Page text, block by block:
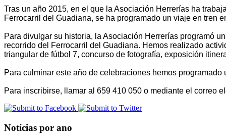
Tras un año 2015, en el que la Asociación Herrerías ha
Ferrocarril del Guadiana, se ha programado un viaje en tren
Para divulgar su historia, la Asociación Herrerías programó
recorrido del Ferrocarril del Guadiana. Hemos realizado
triangular de fútbol 7, concurso de fotografía, exposición
Para culminar este año de celebraciones hemos
Para inscribirse, llamar al 659 410 050 o mediante el correo
Notícias por ano